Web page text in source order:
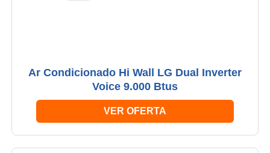
Ar Condicionado Hi Wall LG Dual Inverter
Voice 9.000 Btus
VER OFERTA